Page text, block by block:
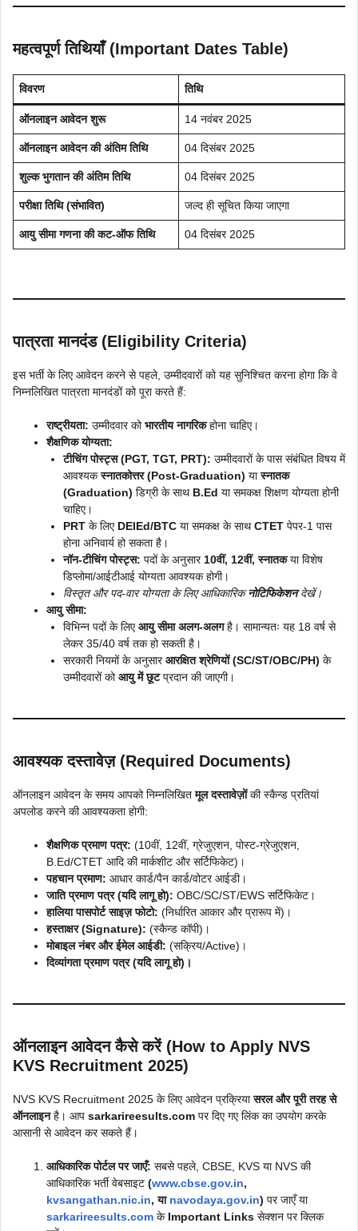
महत्वपूर्ण तिथियाँ (Important Dates Table)
विवरण तिथि
ऑनलाइन आवेदन शुरू 14 नवंबर 2025
ऑनलाइन आवेदन की अंतिम तिथि 04 दिसंबर 2025
शुल्क भुगतान की अंतिम तिथि 04 दिसंबर 2025
परीक्षा तिथि (संभावित) जल्द ही सूचित किया जाएगा
आयु सीमा गणना की कट-ऑफ तिथि 04 दिसंबर 2025
पात्रता मानदंड (Eligibility Criteria)
इस भर्ती के लिए आवेदन करने से पहले, उम्मीदवारों को यह सुनिश्चित करना होगा कि वे
निम्नलिखित पात्रता मानदंडों को पूरा करते हैं:
राष्ट्रीयता: उम्मीदवार कोभारतीय नागरिकहोना चाहिए।
शैक्षणिक योग्यता:
टीचिंग पोस्ट्स (PGT, TGT, PRT): उम्मीदवारों के पास संबंधित विषय में
आवश्यकस्नातकोत्तर (Post-Graduation) यास्नातक
(Graduation) डिग्री के साथ B.Ed या समकक्ष शिक्षण योग्यता होनी
चाहिए।
PRT के लिए DElEd/BTC या समकक्ष के साथCTET पेपर-1 पास
होना अनिवार्य हो सकता है।
नॉन-टीचिंग पोस्ट्स: पदों के अनुसार10वीं, 12वीं, स्नातकया विशेष
डिप्लोमा/आईटीआई योग्यता आवश्यक होगी।
विस्तृत और पद-वार योग्यता के लिए आधिकारिकनोटिफिकेशनदेखें।
आयु सीमा:
विभिन्न पदों के लिएआयु सीमा अलग-अलगहै। सामान्यतः यह 18 वर्ष से
लेकर 35/40 वर्ष तक हो सकती है।
सरकारी नियमों के अनुसारआरक्षित श्रेणियों (SC/ST/OBC/PH) के
उम्मीदवारों कोआयु में छूटप्रदान की जाएगी।
आवश्यक दस्तावेज़ (Required Documents)
ऑनलाइन आवेदन के समय आपको निम्नलिखितमूल दस्तावेज़ोंकी स्कैन्ड प्रतियां
अपलोड करने की आवश्यकता होगी:
शैक्षणिक प्रमाण पत्र: (10वीं, 12वीं, ग्रेजुएशन, पोस्ट-ग्रेजुएशन,
B.Ed/CTET आदि की मार्कशीट और सर्टिफिकेट)।
पहचान प्रमाण: आधार कार्ड/पैन कार्ड/वोटर आईडी।
जाति प्रमाण पत्र (यदि लागू हो): OBC/SC/ST/EWS सर्टिफिकेट।
हालिया पासपोर्ट साइज़ फोटो: (निर्धारित आकार और प्रारूप में)।
हस्ताक्षर (Signature): (स्कैन्ड कॉपी)।
मोबाइल नंबर और ईमेल आईडी: (सक्रिय/Active)।
दिव्यांगता प्रमाण पत्र (यदि लागू हो)।
ऑनलाइन आवेदन कैसे करें (How to Apply NVS
KVS Recruitment 2025)
NVS KVS Recruitment 2025 के लिए आवेदन प्रक्रियासरल और पूरी तरह से
ऑनलाइनहै। आप sarkarireesults.com पर दिए गए लिंक का उपयोग करके
आसानी से आवेदन कर सकते हैं।
आधिकारिक पोर्टल पर जाएँ: सबसे पहले, CBSE, KVS या NVS की
आधिकारिक भर्ती वेबसाइट (www.cbse.gov.in,
kvsangathan.nic.in, या navodaya.gov.in) पर जाएँ या
sarkarireesults.com के Important Links सेक्शन पर क्लिक